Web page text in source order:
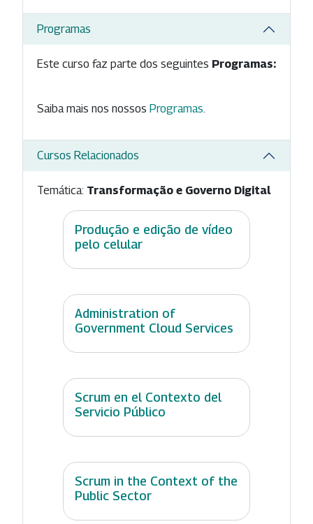
Programas
Este curso faz parte dos seguintes Programas:
Saiba mais nos nossos Programas
Cursos Relacionados
Temática: Transformação e Governo Digital
Produção e edição de vídeo
pelo celular
Administration of
Government Cloud Services
Scrum en el Contexto del
Servicio Público
Scrum in the Context of the
Public Sector